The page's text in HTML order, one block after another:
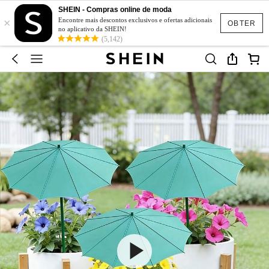
OBTER
×
SHEIN - Compras online de moda
Encontre mais descontos exclusivos e ofertas adicionais
no aplicativo da SHEIN!
(5,142)